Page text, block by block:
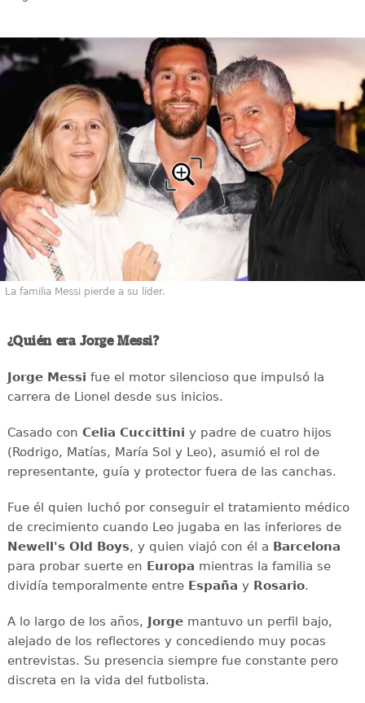
La familia Messi pierde a su líder.
¿Quién era Jorge Messi?
Jorge Messi fue el motor silencioso que impulsó la
carrera de Lionel desde sus inicios.
Casado con Celia Cuccittini y padre de cuatro hijos
(Rodrigo, Matías, María Sol y Leo), asumió el rol de
representante, guía y protector fuera de las canchas.
Fue él quien luchó por conseguir el tratamiento médico
de crecimiento cuando Leo jugaba en las inferiores de
Newell's Old Boys, y quien viajó con él a Barcelona
para probar suerte en Europa mientras la familia se
dividía temporalmente entre España y Rosario.
A lo largo de los años, Jorgemantuvo un perfil bajo,
alejado de los reflectores y concediendo muy pocas
entrevistas. Su presencia siempre fue constante pero
discreta en la vida del futbolista.